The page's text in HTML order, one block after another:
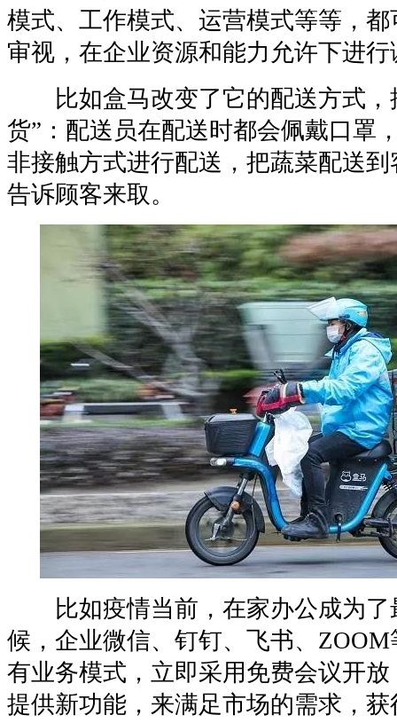
模式、工作模式、运营模式等等，
审视，在企业资源和能力允许下进
比如盒马改变了它的配送方式，
货”：配送员在配送时都会佩戴口罩
非接触方式进行配送，把蔬菜配送
告诉顾客来取。
比如疫情当前，在家办公成为了
候，企业微信、钉钉、飞书、
有业务模式，立即采用免费会议开
提供新功能，来满足市场的需求，